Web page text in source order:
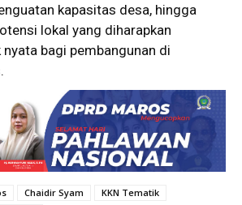
kapasitas desa, hingga
lokal yang diharapkan
bagi pembangunan di
Chaidir Syam
KKN Tematik